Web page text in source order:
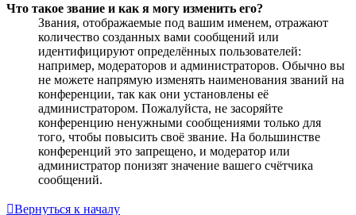
Что такое звание и как я могу изменить его?
Звания, отображаемые под вашим именем, отражают
количество созданных вами сообщений или
идентифицируют определённых пользователей:
например, модераторов и администраторов. Обычно вы
не можете напрямую изменять наименования званий на
конференции, так как они установлены её
администратором. Пожалуйста, не засоряйте
конференцию ненужными сообщениями только для
того, чтобы повысить своё звание. На большинстве
конференций это запрещено, и модератор или
администратор понизят значение вашего счётчика
сообщений.
Вернуться к началу